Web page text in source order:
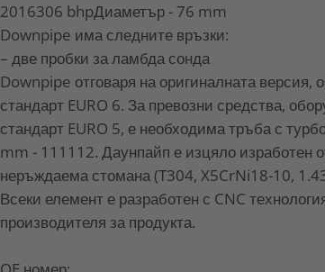
2016306 bhpДиаметър - 76 mm
Downpipe има следните връзки:
– две пробки за ламбда сонда
Downpipe отговаря на оригиналната версия,
стандарт EURO 6. За превозни средства,
стандарт EURO 5, е необходима тръба с
mm - 111112. Даунпайп е изцяло изработен
неръждаема стомана (T304, X5CrNi18-10,
Всеки елемент е разработен с CNC
производителя за продукта.